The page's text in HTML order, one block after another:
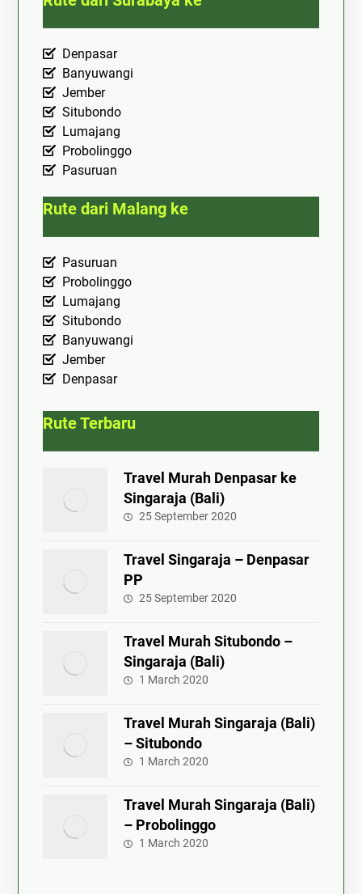
Denpasar
Banyuwangi
Jember
Situbondo
Lumajang
Probolinggo
Pasuruan
Rute dari Malang ke
Pasuruan
Probolinggo
Lumajang
Situbondo
Banyuwangi
Jember
Denpasar
Rute Terbaru
Travel Murah Denpasar ke
Singaraja (Bali)
25 September 2020
Travel Singaraja – Denpasar
PP
25 September 2020
Travel Murah Situbondo –
Singaraja (Bali)
1 March 2020
Travel Murah Singaraja (Bali)
– Situbondo
1 March 2020
Travel Murah Singaraja (Bali)
– Probolinggo
1 March 2020